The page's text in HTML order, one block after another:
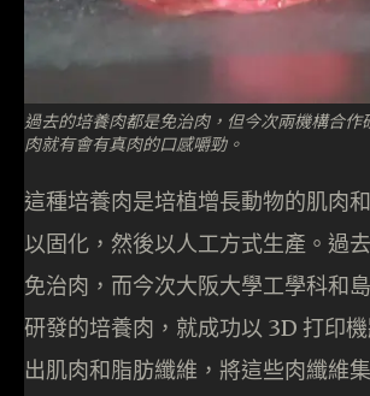
過去的培養肉都是免治肉，但今次兩機構合作
肉就有會有真肉的口感嚼勁。
這種培養肉是培植增長動物的肌肉
以固化，然後以人工方式生產。過
免治肉，而今次大阪大學工學科和
研發的培養肉，就成功以 3D 打印
出肌肉和脂肪纖維，將這些肉纖維